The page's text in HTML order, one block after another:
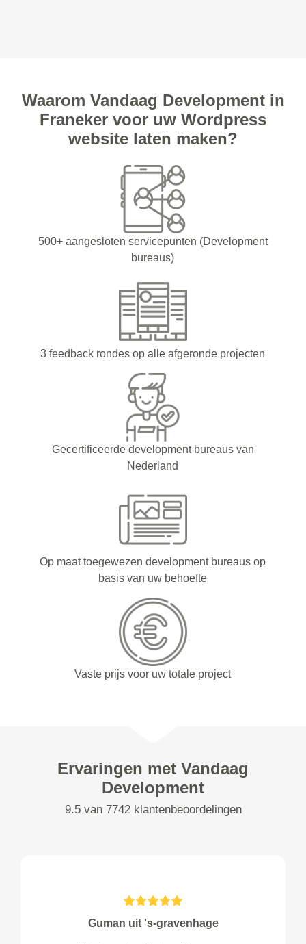
Waarom Vandaag Development in
Franeker voor uw Wordpress
website laten maken?
500+ aangesloten servicepunten (Development
bureaus)
3 feedback rondes op alle afgeronde projecten
Gecertificeerde development bureaus van
Nederland
Op maat toegewezen development bureaus op
basis van uw behoefte
Vaste prijs voor uw totale project
Ervaringen met Vandaag
Development
9.5 van 7742 klantenbeoordelingen
Guman uit 's-gravenhage